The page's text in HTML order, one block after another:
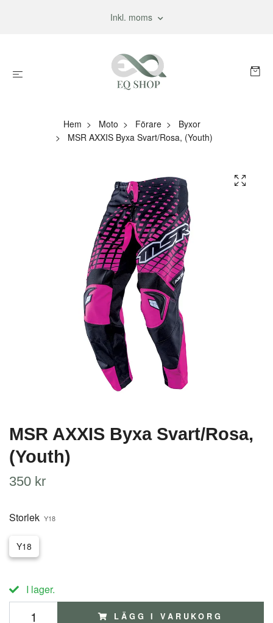
Inkl. moms
Hem Moto Förare
Byxor
MSR AXXIS Byxa Svart/Rosa, (Youth)
MSR AXXIS Byxa Svart/Rosa,
(Youth)
350 kr
Storlek Y18
Y18
I lager.
LÄGG I VARUKORG